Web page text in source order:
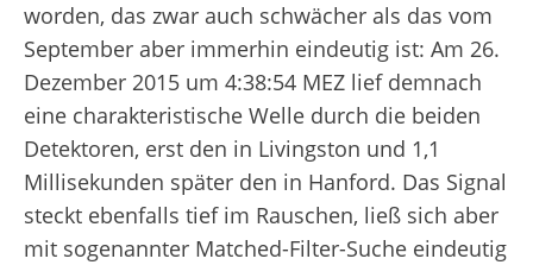
worden, das zwar auch schwächer als das vom
September aber immerhin eindeutig ist: Am 26.
Dezember 2015 um 4:38:54 MEZ lief demnach
eine charakteristische Welle durch die beiden
Detektoren, erst den in Livingston und 1,1
Millisekunden später den in Hanford. Das Signal
steckt ebenfalls tief im Rauschen, ließ sich aber
mit sogenannter Matched-Filter-Suche eindeutig